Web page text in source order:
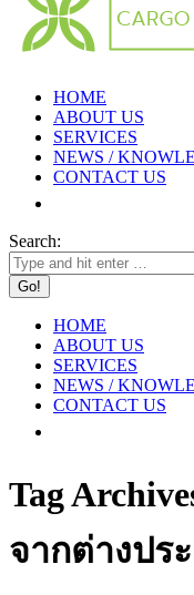
HOME
ABOUT US
SERVICES
NEWS /
CONTACT US
Search:
HOME
ABOUT US
SERVICES
NEWS /
CONTACT US
Tag
จากต่างปร